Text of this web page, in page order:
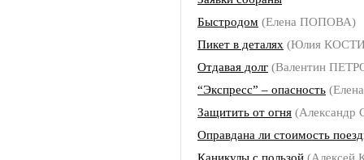
Быстродом (Елена ПОПОВА)
Пикет в деталях (Юлия
Отдавая долг (Валентин
“Экспресс” – опасность
Защитить от огня
Оправдана ли стоимость
Каникулы с пользой (Алексей